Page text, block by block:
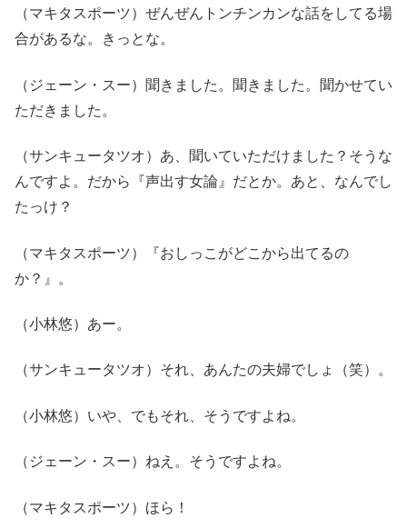
（マキタスポーツ）ぜんぜんトンチンカンな話をしてる場
合があるな。きっとな。
（ジェーン・スー）聞きました。聞きました。聞かせてい
ただきました。
（サンキュータツオ）あ、聞いていただけました？そうな
んですよ。だから『声出す女論』だとか。あと、なんでし
たっけ？
（マキタスポーツ）『おしっこがどこから出てるの
か？』。
（小林悠）あー。
（サンキュータツオ）それ、あんたの夫婦でしょ（笑）。
（小林悠）いや、でもそれ、そうですよね。
（ジェーン・スー）ねえ。そうですよね。
（マキタスポーツ）ほら！